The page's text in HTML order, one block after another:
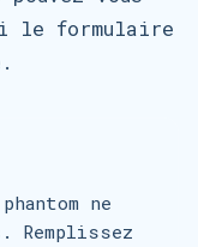
le formulaire
ne
Remplissez